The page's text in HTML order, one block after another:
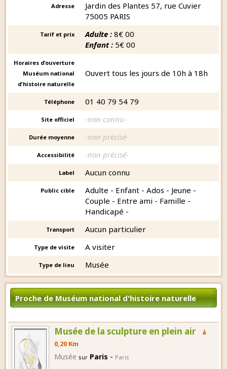
Adresse
Jardin des Plantes 57, rue Cuvier
75005 PARIS
Tarif et prix Adulte : 8€ 00
Enfant : 5€ 00
Horaires d'ouverture
Muséum national
d'histoire naturelle
Ouvert tous les jours de 10h à 18h
Téléphone 01 40 79 54 79
Site officiel -non connu-
Durée moyenne -non précisé-
Accessibilité -non précisé-
Label Aucun connu
Public cible
Adulte - Enfant - Ados - Jeune -
Couple - Entre ami - Famille -
Handicapé -
Transport Aucun particulier
Type de visite A visiter
Type de lieu Musée
Proche de Muséum national d'histoire naturelle
Musée de la sculpture en plein air
à
0,20 Km
Musée sur Paris - Paris